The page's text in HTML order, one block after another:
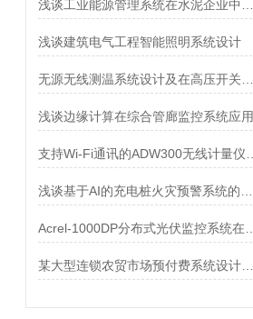
浅谈建筑电气工程智能照明系统设计
浅谈边缘计算在综合管廊监控系统应用